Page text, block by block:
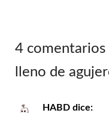
4 comentarios
lleno de
HABD dice: